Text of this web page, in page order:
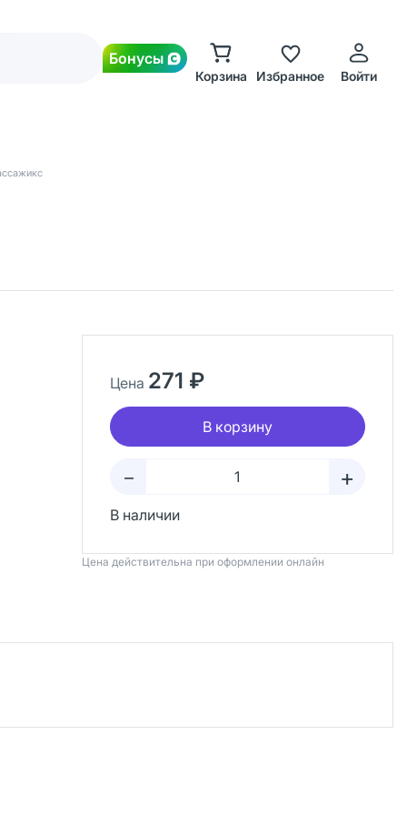
Бонусы
Корзина Избранное Войти
Цена 271 ₽
В корзину
– +
В наличии
Цена действительна при оформлении онлайн